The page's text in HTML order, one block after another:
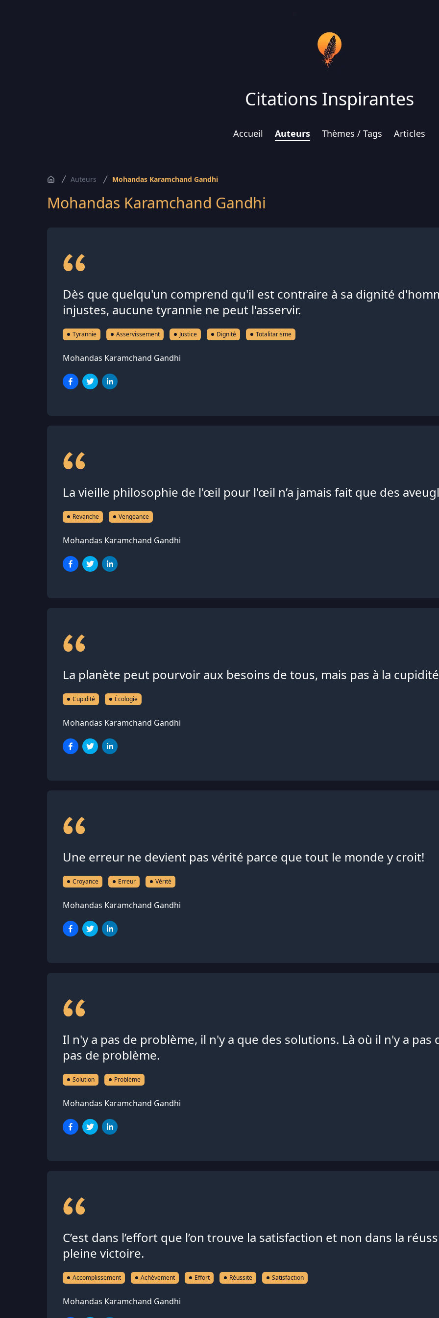
Citations Inspirantes
Accueil Auteurs Thèmes / Tags Articles
Auteurs Mohandas Karamchand Gandhi
Mohandas Karamchand Gandhi
Dès que quelqu'un comprend qu'il est contraire à sa dignité
injustes, aucune tyrannie ne peut l'asservir.
Tyrannie Asservissement Justice Dignité Totalitarisme
Mohandas Karamchand Gandhi
La vieille philosophie de l'œil pour l'œil n’a jamais fait que des
Revanche Vengeance
Mohandas Karamchand Gandhi
La planète peut pourvoir aux besoins de tous, mais pas à la
Cupidité Écologie
Mohandas Karamchand Gandhi
Une erreur ne devient pas vérité parce que tout le monde y croit!
Croyance Erreur Vérité
Mohandas Karamchand Gandhi
Il n'y a pas de problème, il n'y a que des solutions. Là où il n'y a pas
pas de problème.
Solution Problème
Mohandas Karamchand Gandhi
C’est dans l’effort que l’on trouve la satisfaction et non dans la
pleine victoire.
Accomplissement Achèvement Effort Réussite Satisfaction
Mohandas Karamchand Gandhi